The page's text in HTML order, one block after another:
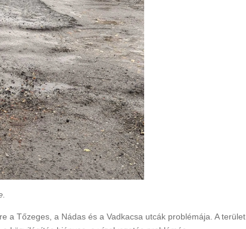
a Tőzeges, a Nádas és a Vadkacsa utcák problémája. A terület
Napok
július 3-4.
Államalapítás ünnepe
Időpont: 2026. augusztus 20.
(csütörtök)